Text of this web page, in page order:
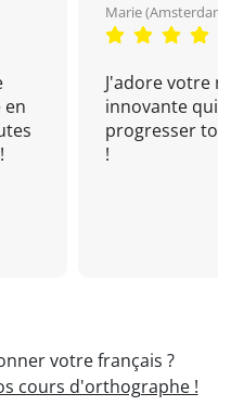
Marie (Amsterdam)
J'adore votre
innovante qui
progresser
!
votre français ?
cours d'orthographe !